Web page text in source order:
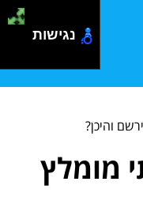
והיכן?
מומלץ
נגישות